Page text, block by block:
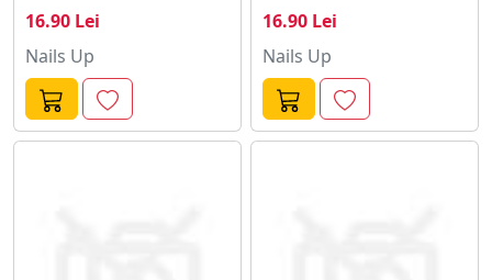
16.90 Lei
Nails Up
16.90 Lei
Nails Up